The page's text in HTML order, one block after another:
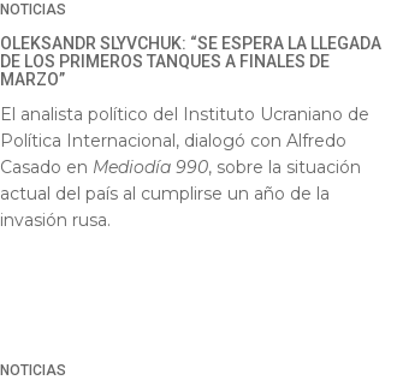
NOTICIAS
OLEKSANDR SLYVCHUK: “SE ESPERA LA LLEGADA
DE LOS PRIMEROS TANQUES A FINALES DE
MARZO”
El analista político del Instituto Ucraniano de
Política Internacional, dialogó con Alfredo
Casado en Mediodía 990, sobre la situación
actual del país al cumplirse un año de la
invasión rusa.
NOTICIAS